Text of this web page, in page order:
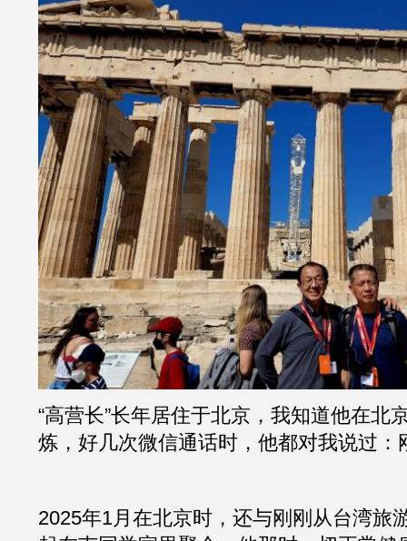
“高营长”长年居住于北京，我知道他在北
炼，好几次微信通话时，他都对我说过：
2025年1月在北京时，还与刚刚从台湾旅